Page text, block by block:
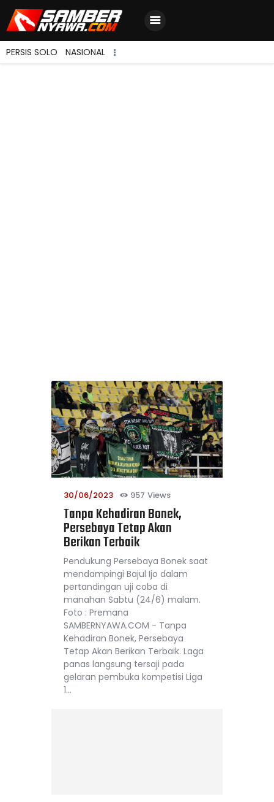
PERSIS SOLO NASIONAL
30/06/2023 957 Views
Tanpa Kehadiran Bonek,
Persebaya Tetap Akan
Berikan Terbaik
Pendukung Persebaya Bonek saat
mendampingi Bajul Ijo dalam
pertandingan uji coba di
manahan Sabtu (24/6) malam.
Foto : Premana
SAMBERNYAWA.COM - Tanpa
Kehadiran Bonek, Persebaya
Tetap Akan Berikan Terbaik. Laga
panas langsung tersaji pada
gelaran pembuka kompetisi Liga
1…